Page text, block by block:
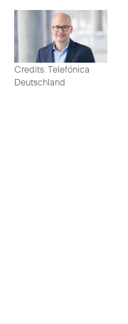
Credits: Telefónica
Deutschland